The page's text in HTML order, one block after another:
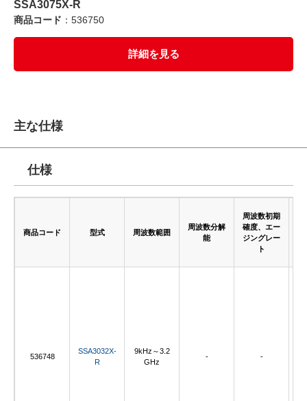
SSA3075X-R
商品コード ：536750
詳細を見る
主な仕様
仕様
商品コード 型式 周波数範囲
周波数分解
能
周波数初期
確度、エー
ジングレー
ト
536748
SSA3032X-
R
9kHz～3.2
GHz
- -